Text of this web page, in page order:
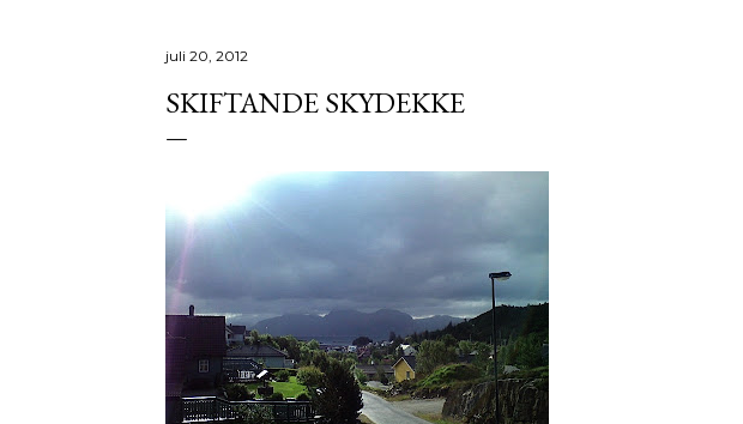
juli 20, 2012
SKIFTANDE SKYDEKKE